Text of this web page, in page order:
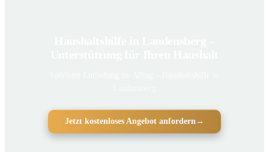
Jetzt kostenloses Angebot anfordern→